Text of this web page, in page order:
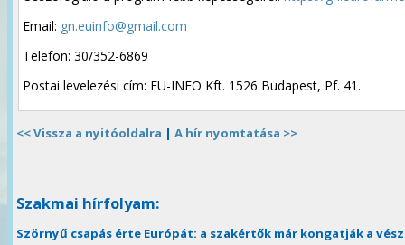
Email: gn.euinfo@gmail.com
Telefon: 30/352-6869
Postai levelezési cím: EU-INFO Kft. 1526 Budapest, Pf. 41.
<< Vissza a nyitóoldalra | A hír nyomtatása >>
Szakmai hírfolyam:
Szörnyű csapás érte Európát: a szakértők már kongatják a